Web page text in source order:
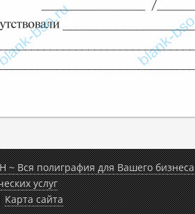
Вся полиграфия для Вашего бизнеса
услуг
Карта сайта